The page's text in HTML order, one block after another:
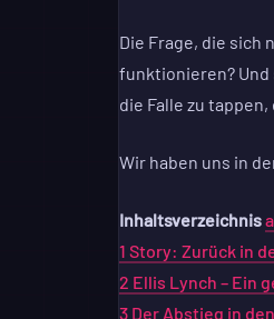
Die Frage, die sich
funktionieren? Und
die Falle zu
Wir haben uns in
Inhaltsverzeichnis
1 Story: Zurück in
2 Ellis Lynch – Ein
3 Der Abstieg in